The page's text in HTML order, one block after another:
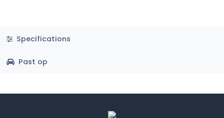
Specifications
Past op